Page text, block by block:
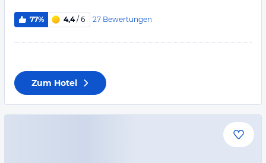
77% 4,4/ 6 27 Bewertungen
Zum Hotel